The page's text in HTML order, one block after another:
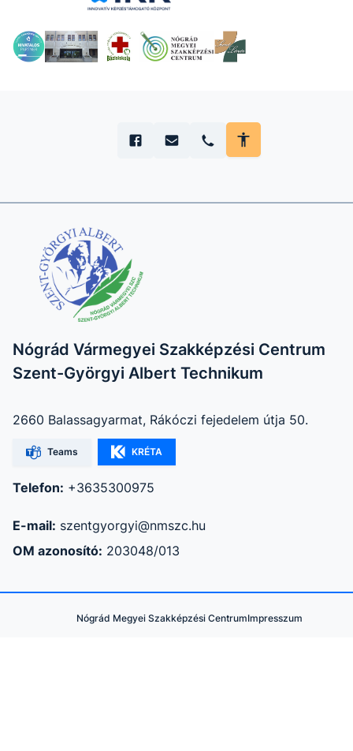
Nógrád Vármegyei Szakképzési Centrum
Szent-Györgyi Albert Technikum
2660 Balassagyarmat, Rákóczi fejedelem útja 50.
Teams KRÉTA
Telefon: +3635300975
E-mail: szentgyorgyi@nmszc.hu
OM azonosító: 203048/013
Nógrád Megyei Szakképzési CentrumImpresszum